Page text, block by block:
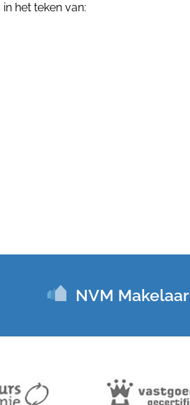
het teken van:
NVM Makelaar